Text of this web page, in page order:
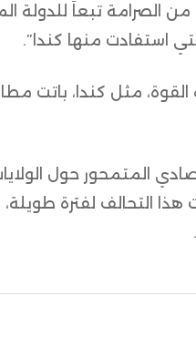
الصرامة تبعاً للدولة
استفادت منها كندا”.
مثل كندا، باتت
المتمحور حول
التحالف لفترة